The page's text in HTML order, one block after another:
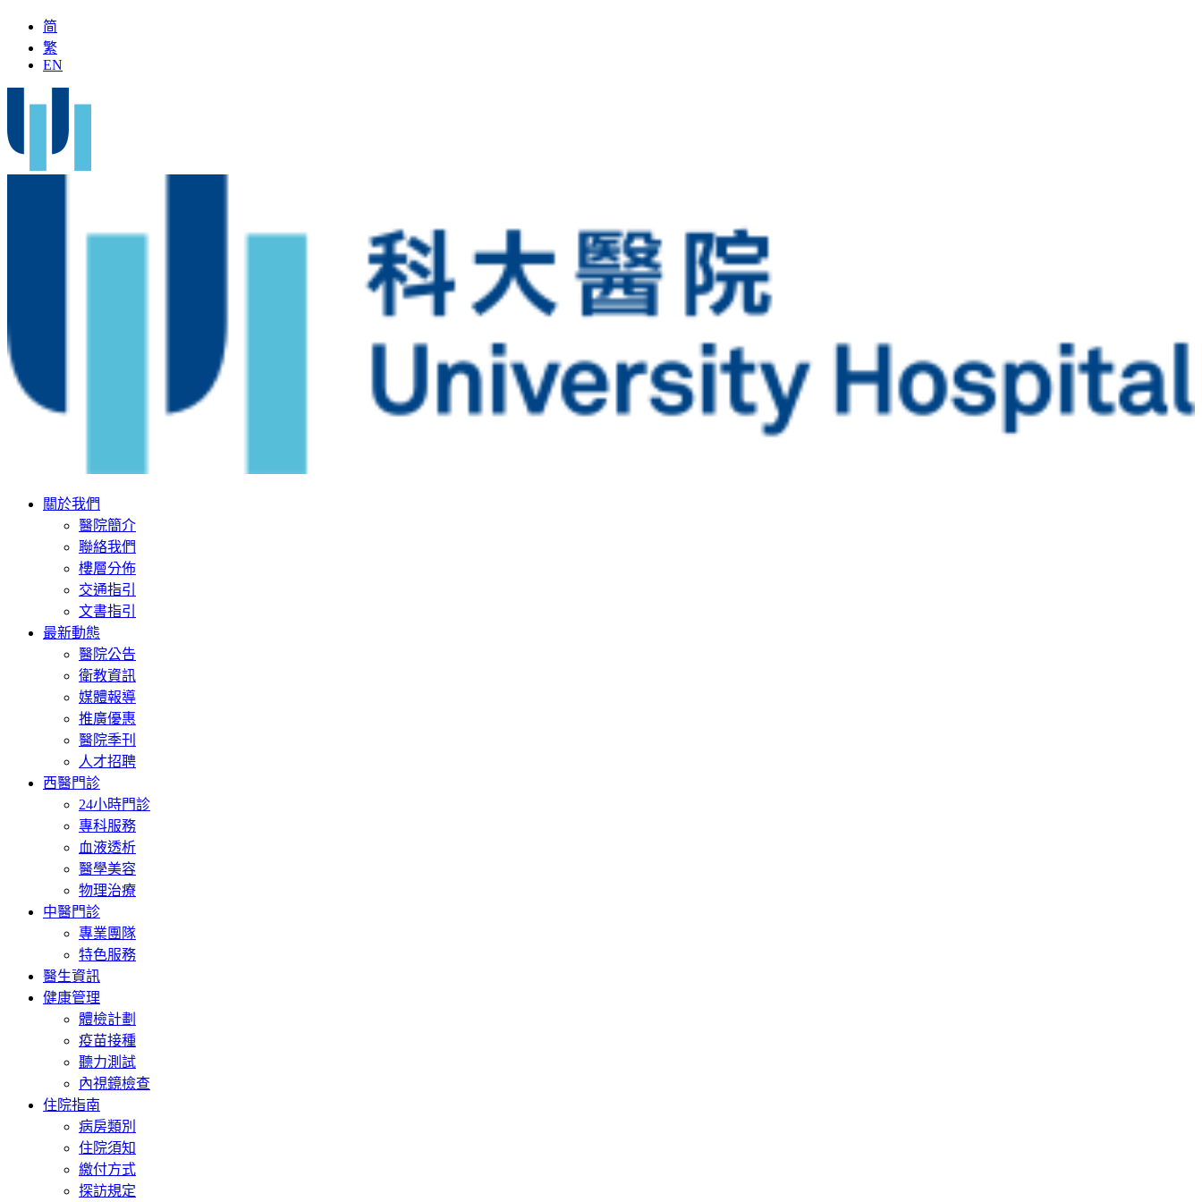
简
繁
EN
關於我們
醫院簡介
聯絡我們
樓層分佈
交通指引
文書指引
最新動態
醫院公告
衛教資訊
媒體報導
推廣優惠
醫院季刊
人才招聘
西醫門診
24小時門診
專科服務
血液透析
醫學美容
物理治療
中醫門診
專業團隊
特色服務
醫生資訊
健康管理
體檢計劃
疫苗接種
聽力測試
內視鏡檢查
住院指南
病房類別
住院須知
繳付方式
探訪規定